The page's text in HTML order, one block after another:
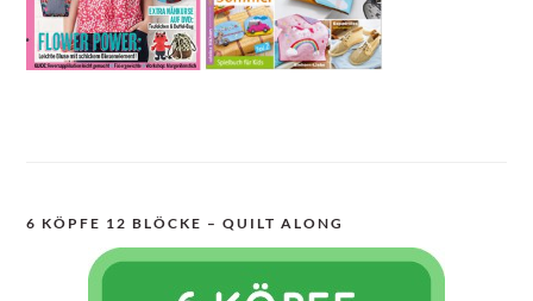
6 KÖPFE 12 BLÖCKE – QUILT ALONG